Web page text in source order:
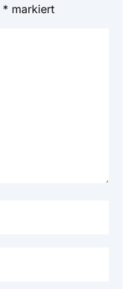
* markiert